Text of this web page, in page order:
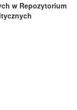
w Repozytorium